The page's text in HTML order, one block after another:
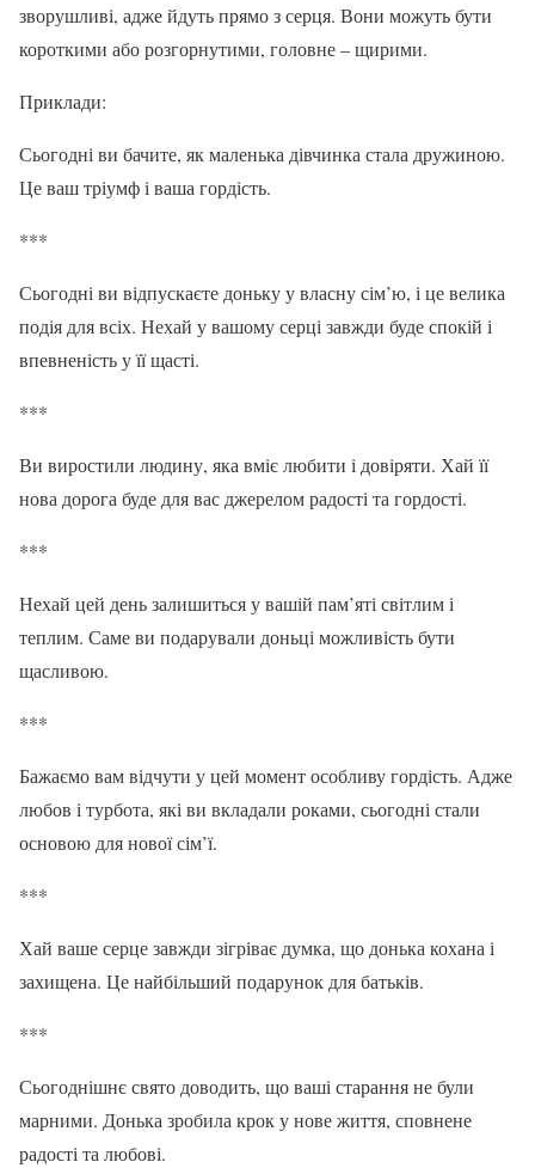
зворушливі, адже йдуть прямо з серця. Вони можуть бути
короткими або розгорнутими, головне – щирими.
Приклади:
Сьогодні ви бачите, як маленька дівчинка стала дружиною.
Це ваш тріумф і ваша гордість.
***
Сьогодні ви відпускаєте доньку у власну сім’ю, і це велика
подія для всіх. Нехай у вашому серці завжди буде спокій і
впевненість у її щасті.
***
Ви виростили людину, яка вміє любити і довіряти. Хай її
нова дорога буде для вас джерелом радості та гордості.
***
Нехай цей день залишиться у вашій пам’яті світлим і
теплим. Саме ви подарували доньці можливість бути
щасливою.
***
Бажаємо вам відчути у цей момент особливу гордість. Адже
любов і турбота, які ви вкладали роками, сьогодні стали
основою для нової сім’ї.
***
Хай ваше серце завжди зігріває думка, що донька кохана і
захищена. Це найбільший подарунок для батьків.
***
Сьогоднішнє свято доводить, що ваші старання не були
марними. Донька зробила крок у нове життя, сповнене
радості та любові.